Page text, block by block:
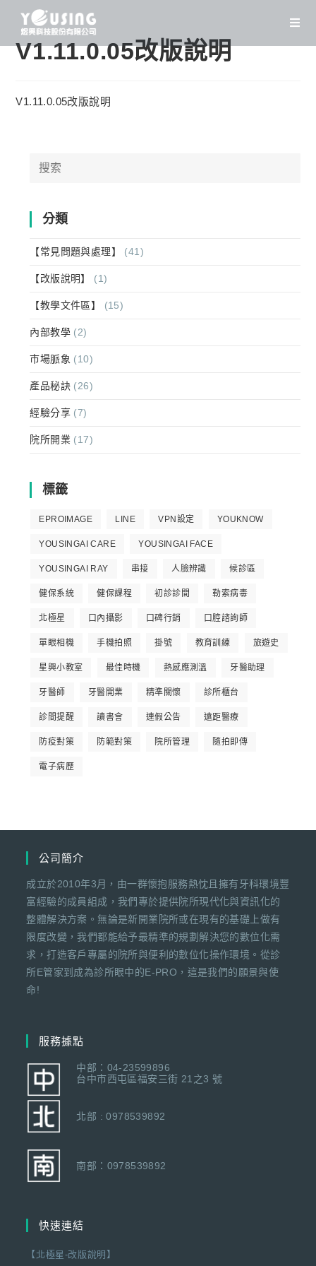
contentV1.11.0.05改版說明
V1.11.0.05改版說明
Search
分類
【常見問題與處理】 (41)
【改版說明】 (1)
【教學文件區】 (15)
內部教學 (2)
市場脈象 (10)
產品秘訣 (26)
經驗分享 (7)
院所開業 (17)
標籤
EPROIMAGE LINE VPN設定 YOUKNOW
YOUSINGAI CARE YOUSINGAI FACE
YOUSINGAI RAY 串接 人臉辨識 候診區
健保系統 健保課程 初診診間 勒索病毒
北極星 口內攝影 口碑行銷 口腔諮詢師
單眼相機 手機拍照 掛號 教育訓練 旅遊史
星興小教室 最佳時機 熱感應測溫 牙醫助理
牙醫師 牙醫開業 精準關懷 診所櫃台
診間提醒 讀書會 連假公告 遠距醫療
防疫對策 防範對策 院所管理 隨拍即傳
電子病歷
公司簡介
成立於2010年3月，由一群懷抱服務熱忱且擁有牙科環境豐
富經驗的成員組成，我們專於提供院所現代化與資訊化的
整體解決方案。無論是新開業院所或在現有的基礎上做有
限度改變，我們都能給予最精準的規劃解決您的數位化需
求，打造客戶專屬的院所與便利的數位化操作環境。從診
所E管家到成為診所眼中的E-PRO，這是我們的願景與使
命!
服務據點
中部：04-23599896
台中市西屯區福安三街 21之3 號
北部 : 0978539892
南部：0978539892
快速連結
【北極星-改版說明】